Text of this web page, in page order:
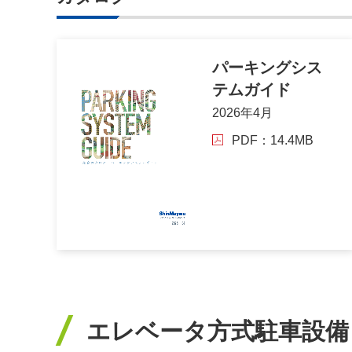
パーキングシス
テムガイド
2026年4⽉
PDF：14.4MB
エレベータ方式駐車設